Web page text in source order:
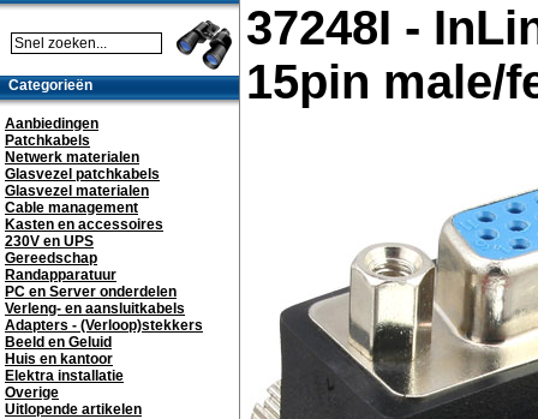
37248I -
15pin male/
Categorieën
Aanbiedingen
Patchkabels
Netwerk materialen
Glasvezel patchkabels
Glasvezel materialen
Cable management
Kasten en accessoires
230V en UPS
Gereedschap
Randapparatuur
PC en Server onderdelen
Verleng- en aansluitkabels
Adapters - (Verloop)stekkers
Beeld en Geluid
Huis en kantoor
Elektra installatie
Overige
Uitlopende artikelen